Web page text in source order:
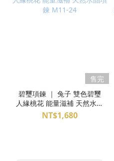
售完
碧璽項鍊 ｜ 兔子 雙色碧璽
人緣桃花 能量滋補 天然水晶
項鍊 M11-24
NT$1,680